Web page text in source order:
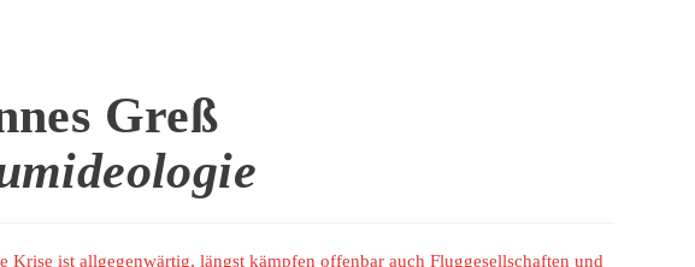
Greß
Krise ist allgegenwärtig, längst kämpfen offenbar auch Fluggesellschaften und